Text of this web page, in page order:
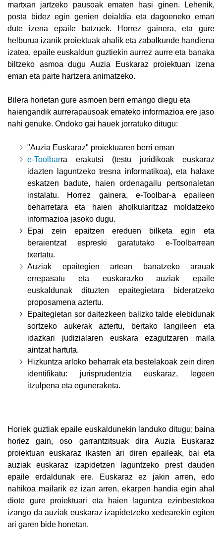
martxan jartzeko pausoak ematen hasi ginen. Lehenik,
posta bidez egin genien deialdia eta dagoeneko eman
dute izena epaile batzuek. Horrez gainera, eta gure
helburua izanik proiektuak ahalik eta zabalkunde handiena
izatea, epaile euskaldun guztiekin aurrez aurre eta banaka
biltzeko asmoa dugu Auzia Euskaraz proiektuan izena
eman eta parte hartzera animatzeko.
Bilera horietan gure asmoen berri emango diegu eta
haiengandik aurrerapausoak emateko informazioa ere jaso
nahi genuke. Ondoko gai hauek jorratuko ditugu:
"Auzia Euskaraz" proiektuaren berri eman
e-Toolbarra erakutsi (testu juridikoak euskaraz
idazten laguntzeko tresna informatikoa), eta halaxe
eskatzen badute, haien ordenagailu pertsonaletan
instalatu. Horrez gainera, e-Toolbar-a epaileen
beharretara eta haien aholkularitzaz moldatzeko
informazioa jasoko dugu.
Epai zein epaitzen ereduen bilketa egin eta
beraientzat espreski garatutako e-Toolbarrean
txertatu.
Auziak epaitegien artean banatzeko arauak
errepasatu eta euskarazko auziak epaile
euskaldunak dituzten epaitegietara bideratzeko
proposamena aztertu.
Epaitegietan sor daitezkeen balizko talde elebidunak
sortzeko aukerak aztertu, bertako langileen eta
idazkari judizialaren euskara ezagutzaren maila
aintzat hartuta.
Hizkuntza arloko beharrak eta bestelakoak zein diren
identifikatu: jurisprudentzia euskaraz, legeen
itzulpena eta eguneraketa.
Horiek guztiak epaile euskaldunekin landuko ditugu; baina
horiez gain, oso garrantzitsuak dira Auzia Euskaraz
proiektuan euskaraz ikasten ari diren epaileak, bai eta
auziak euskaraz izapidetzen laguntzeko prest dauden
epaile erdaldunak ere. Euskaraz ez jakin arren, edo
nahikoa mailarik ez izan arren, ekarpen handia egin ahal
diote gure proiektuari eta haien laguntza ezinbestekoa
izango da auziak euskaraz izapidetzeko xedearekin egiten
ari garen bide honetan.